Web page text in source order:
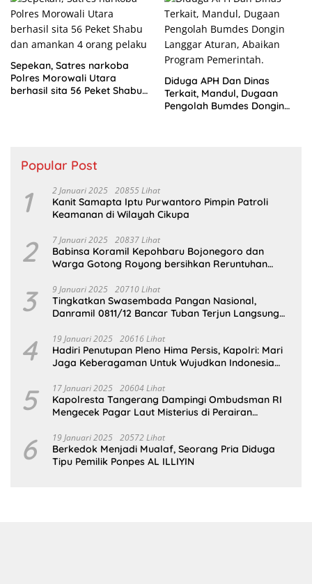
Sepekan, Satres narkoba
Polres Morowali Utara
berhasil sita 56 Peket Shabu
Diduga APH Dan Dinas
Terkait, Mandul, Dugaan
Pengolah Bumdes Dongin
Popular Post
1 2 Januari 2025 20855 Lihat
Kanit Samapta Iptu Purwantoro Pimpin Patroli
Keamanan di Wilayah Cikupa
2 7 Januari 2025 20837 Lihat
Babinsa Koramil Kepohbaru Bojonegoro dan
Warga Gotong Royong bersihkan Reruntuhan
3 9 Januari 2025 20710 Lihat
Tingkatkan Swasembada Pangan Nasional,
Danramil 0811/12 Bancar Tuban Terjun Langsung
4 19 Januari 2025 20616 Lihat
Hadiri Penutupan Pleno Hima Persis, Kapolri: Mari
Jaga Keberagaman Untuk Wujudkan Indonesia
5 17 Januari 2025 20604 Lihat
Kapolresta Tangerang Dampingi Ombudsman RI
Mengecek Pagar Laut Misterius di Perairan
6 19 Januari 2025 20572 Lihat
Berkedok Menjadi Mualaf, Seorang Pria Diduga
Tipu Pemilik Ponpes AL ILLIYIN